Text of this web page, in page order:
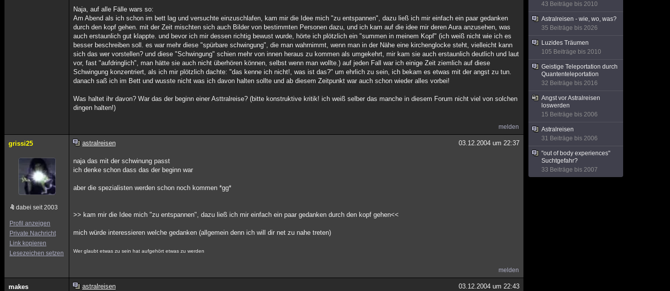
Naja, auf alle Fälle wars so:
Am Abend als ich schon im bett lag und versuchte einzuschlafen, kam mir die Idee mich "zu entspannen", dazu ließ ich mir einfach ein paar gedanken
durch den kopf gehen. mit der Zeit mischten sich auch Bilder von bestimmten Personen dazu, und ich kam auf die idee mir deren Aura anzusehen, was
auch erstaunlich gut klappte. und bevor ich mir dessen richtig bewust wurde, hörte ich plötzlich ein "summen in meinem Kopf" (ich weiß nicht wie ich es
besser beschreiben soll. es war mehr diese "spürbare schwingung", die man wahrnimmt, wenn man in der Nähe eine kirchenglocke steht, vielleicht kann
sich das wer vorstellen? und diese "Schwingung" schien mehr von innen heraus zu kommen als umgekehrt, mir kam sie auch erstaunlich deutlich und laut
vor, fast "aufdringlich", man hätte sie auch nicht überhören können, selbst wenn man wollte.) auf jeden Fall war ich einige Zeit ziemlich auf diese
Schwingung konzentriert, als ich mir plötzlich dachte: "das kenne ich nicht!, was ist das?" um ehrlich zu sein, ich bekam es etwas mit der angst zu tun.
danach saß ich im Bett und wusste nicht was ich davon halten sollte und ab diesem Zeitpunkt war auch schon wieder alles vorbei!
Was haltet ihr davon? War das der beginn einer Asttralreise? (bitte konstruktive kritik! ich weiß selber das manche in diesem Forum nicht viel von solchen
dingen halten!)
melden
grissi25
dabei seit 2003
Profil anzeigen
Private Nachricht
Link kopieren
Lesezeichen setzen
astralreisen 03.12.2004 um 22:37
naja das mit der schwinung passt
ich denke schon dass das der beginn war
aber die spezialisten werden schon noch kommen *gg*
>> kam mir die Idee mich "zu entspannen", dazu ließ ich mir einfach ein paar gedanken durch den kopf gehen<<
mich würde interessieren welche gedanken (allgemein denn ich will dir net zu nahe treten)
Wer glaubt etwas zu sein hat aufgehört etwas zu werden
melden
makes astralreisen 03.12.2004 um 22:43
43 Beiträge bis 2010
Astralreisen - wie, wo, was?
35 Beiträge bis 2026
Luzides Träumen
105 Beiträge bis 2010
Geistige Teleportation durch
Quantenteleportation
32 Beiträge bis 2016
Angst vor Astralreisen
loswerden
15 Beiträge bis 2006
Astralreisen
31 Beiträge bis 2006
"out of body experiences"
Suchtgefahr?
33 Beiträge bis 2007